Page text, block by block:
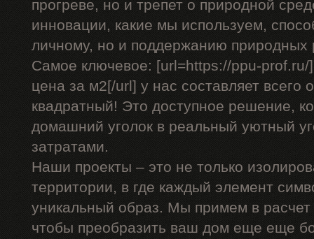
прогреве, но и трепет о природной
инновации, какие мы используем,
личному, но и поддержанию природных
Самое ключевое: [url=https://ppu-
цена за м2[/url] у нас составляет всего
квадратный! Это доступное решение,
домашний уголок в реальный уютный
затратами.
Наши проекты – это не только
территории, в где каждый элемент
уникальный образ. Мы примем в расчет
чтобы преобразить ваш дом еще еще